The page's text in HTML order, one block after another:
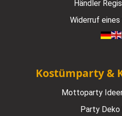
Händler
Widerruf
Kostümparty &
Mottoparty
Party Deko